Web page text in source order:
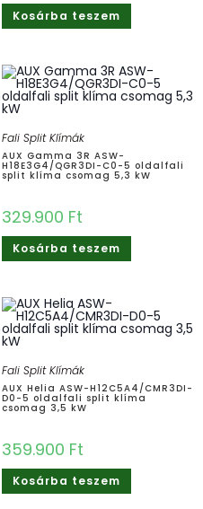
Kosárba teszem
Fali Split Klímák
AUX Gamma 3R ASW-
H18E3G4/QGR3DI-C0-5 oldalfali
split klíma csomag 5,3 kW
329.900 Ft
Kosárba teszem
Fali Split Klímák
AUX Helia ASW-H12C5A4/CMR3DI-
D0-5 oldalfali split klíma
csomag 3,5 kW
359.900 Ft
Kosárba teszem